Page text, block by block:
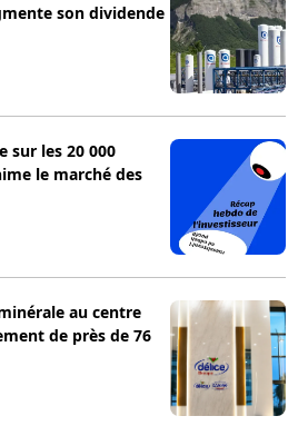
son dividende
sur les 20 000
le marché des
au centre
de près de 76